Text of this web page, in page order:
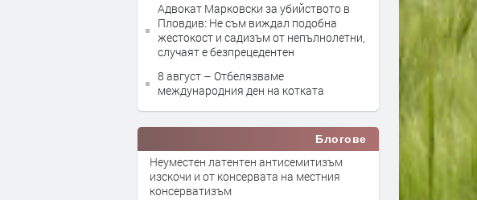
Адвокат Марковски за убийството в
Пловдив: Не съм виждал подобна
жестокост и садизъм от непълнолетни,
случаят е безпрецедентен
8 август – Отбелязваме
международния ден на котката
Блогове
Неуместен латентен антисемитизъм
изскочи и от консервата на местния
консерватизъм